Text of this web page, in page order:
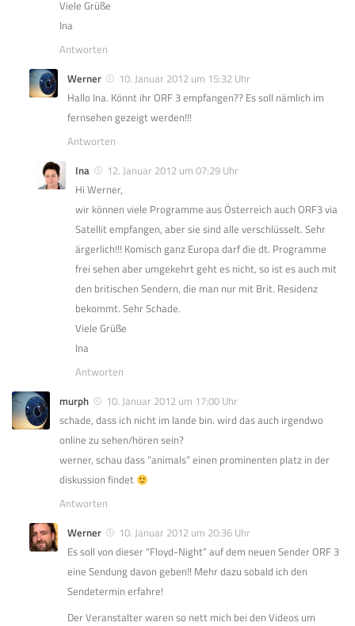
Viele Grüße
Ina
Antworten
Werner
10. Januar 2012 um 15:32 Uhr
Hallo Ina. Könnt ihr ORF 3 empfangen?? Es soll nämlich im
fernsehen gezeigt werden!!!
Antworten
Ina
12. Januar 2012 um 07:29 Uhr
Hi Werner,
wir können viele Programme aus Österreich auch ORF3 via
Satellit empfangen, aber sie sind alle verschlüsselt. Sehr
ärgerlich!!! Komisch ganz Europa darf die dt. Programme
frei sehen aber umgekehrt geht es nicht, so ist es auch mit
den britischen Sendern, die man nur mit Brit. Residenz
bekommt. Sehr Schade.
Viele Grüße
Ina
Antworten
murph
10. Januar 2012 um 17:00 Uhr
schade, dass ich nicht im lande bin. wird das auch irgendwo
online zu sehen/hören sein?
werner, schau dass “animals” einen prominenten platz in der
diskussion findet
Antworten
Werner
10. Januar 2012 um 20:36 Uhr
Es soll von dieser “Floyd-Night” auf dem neuen Sender ORF 3
eine Sendung davon geben!! Mehr dazu sobald ich den
Sendetermin erfahre!
Der Veranstalter waren so nett mich bei den Videos um